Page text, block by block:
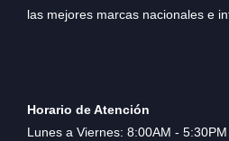
las mejores marcas nacionales e
Horario de Atención
Lunes a Viernes: 8:00AM - 5:30PM